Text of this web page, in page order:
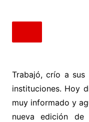
Trabajó, crío a
instituciones. Hoy
muy informado y
nueva edición